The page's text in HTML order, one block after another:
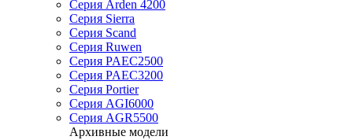
Серия Arden 4200
Серия Sierra
Серия Scand
Серия Ruwen
Серия PAEC2500
Серия PAEC3200
Серия Portier
Серия AGI6000
Серия AGR5500
Архивные модели